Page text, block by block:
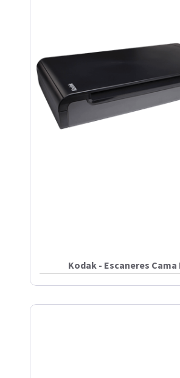
Kodak - Escaneres Cama